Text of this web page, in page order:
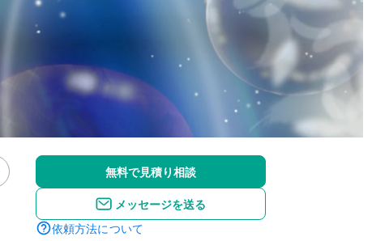
無料で見積り相談
メッセージを送る
依頼方法について